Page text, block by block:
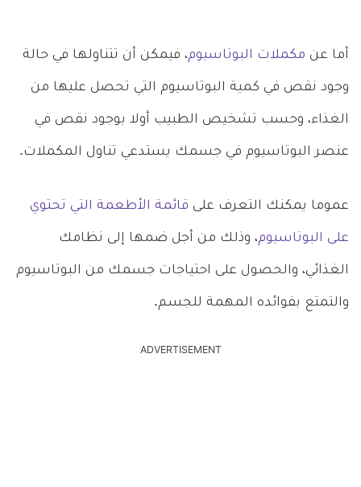
أما عن مكملات البوتاسيوم، فيمكن أن تتناولها في حالة
وجود نقص في كمية البوتاسيوم التي تحصل عليها من
الغذاء، وحسب تشخيص الطبيب أولا بوجود نقص في
عنصر البوتاسيوم في جسمك يستدعي تناول المكملات.
عموما يمكنك التعرف على قائمة الأطعمة التي تحتوي
على البوتاسيوم، وذلك من أجل ضمها إلى نظامك
الغذائي، والحصول على احتياجات جسمك من البوتاسيوم
والتمتع بفوائده المهمة للجسم.
ADVERTISEMENT